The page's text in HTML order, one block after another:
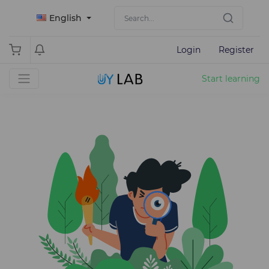
English
Login Register
Start learning